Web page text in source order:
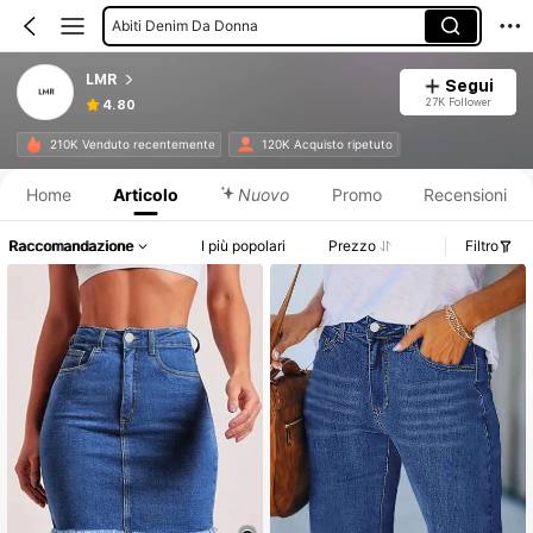
Abiti Denim Da Donna
LMR
4.80
Segui
27K Follower
210K Venduto recentemente 120K Acquisto ripetuto
Home Articolo Nuovo Promo Recensioni
Raccomandazione I più popolari Prezzo Filtro